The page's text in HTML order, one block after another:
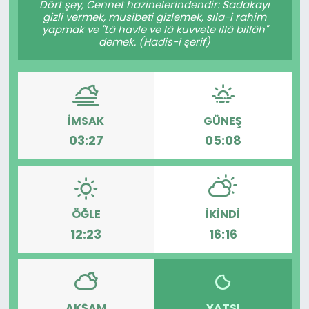
Dört şey, Cennet hazinelerindendir: Sadakayı
gizli vermek, musibeti gizlemek, sıla-i rahim
yapmak ve "Lâ havle ve lâ kuvvete illâ billâh"
demek. (Hadis-i şerif)
İMSAK
03:27
GÜNEŞ
05:08
ÖĞLE
12:23
İKINDI
16:16
KÜLTÜR SANAT
MAGAZİN
POLİTİKA
SAĞLIK
Siyaset
TEKNOLOJİ
Yaşam